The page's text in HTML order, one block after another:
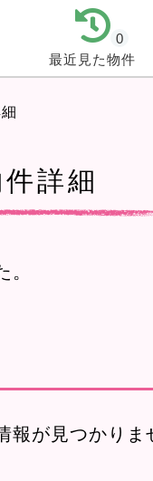
最近見た物件
0
詳細
報が見つかりま